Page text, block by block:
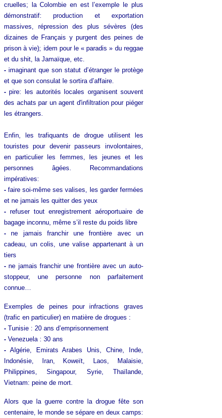
cruelles; la Colombie en est l’exemple le plus
démonstratif: production et exportation
massives, répression des plus sévères (des
dizaines de Français y purgent des peines de
prison à vie); idem pour le « paradis » du reggae
et du shit, la Jamaïque, etc.
- imaginant que son statut d’étranger le protège
et que son consulat le sortira d’affaire.
- pire: les autorités locales organisent souvent
des achats par un agent d'infiltration pour piéger
les étrangers.
Enfin, les trafiquants de drogue utilisent les
touristes pour devenir passeurs involontaires,
en particulier les femmes, les jeunes et les
personnes âgées. Recommandations
impératives:
- faire soi-même ses valises, les garder fermées
et ne jamais les quitter des yeux
- refuser tout enregistrement aéroportuaire de
bagage inconnu, même s’il reste du poids libre
- ne jamais franchir une frontière avec un
cadeau, un colis, une valise appartenant à un
tiers
- ne jamais franchir une frontière avec un auto-
stoppeur, une personne non parfaitement
connue…
Exemples de peines pour infractions graves
(trafic en particulier) en matière de drogues :
- Tunisie : 20 ans d’emprisonnement
- Venezuela : 30 ans
- Algérie, Emirats Arabes Unis, Chine, Inde,
Indonésie, Iran, Koweït, Laos, Malaisie,
Philippines, Singapour, Syrie, Thaïlande,
Vietnam: peine de mort.
Alors que la guerre contre la drogue fête son
centenaire, le monde se sépare en deux camps: